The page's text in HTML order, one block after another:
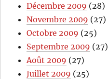
Décembre 2009 (28)
Novembre 2009 (27)
Octobre 2009 (25)
Septembre 2009 (27)
Août 2009 (27)
Juillet 2009 (25)